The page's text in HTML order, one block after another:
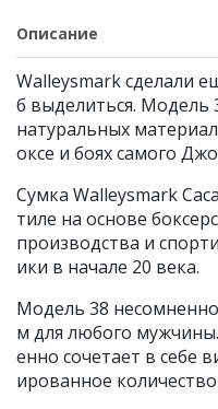
Описание
Walleysmark сделали
б выделиться. Модель
натуральных
оксе и боях самого
Сумка Walleysmark
тиле на основе
производства и
ики в начале 20 века.
Модель 38
м для любого
енно сочетает в себе
ированное